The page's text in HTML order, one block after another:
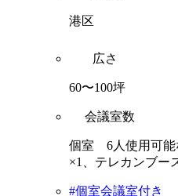
港区
広さ
60〜100坪
会議室数
個室 6人使用可能
×1、テレカンブー
#個室会議室付き